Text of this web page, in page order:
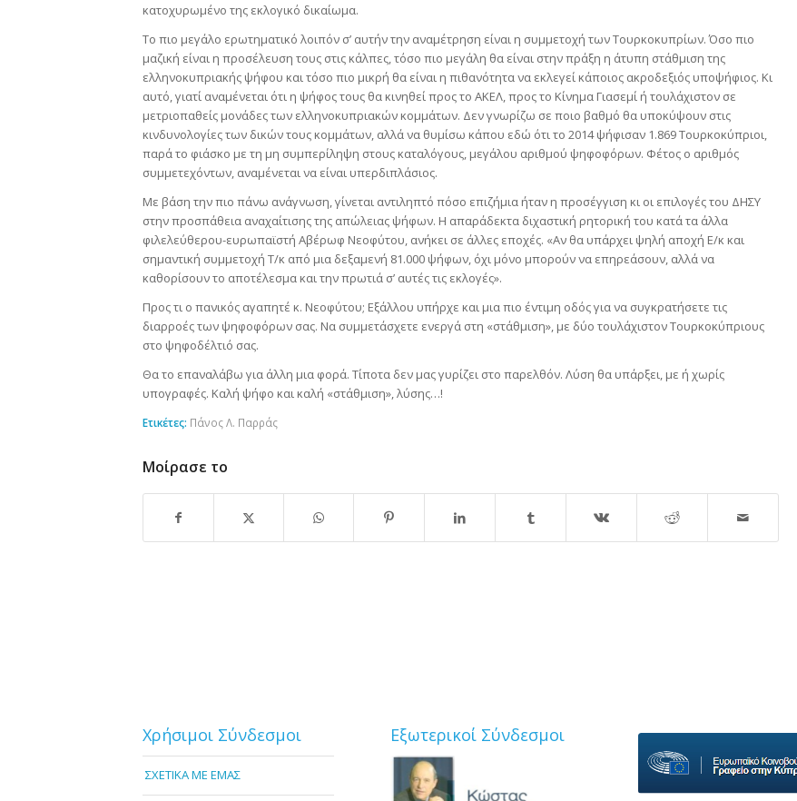
κατοχυρωμένο της εκλογικό δικαίωμα.
Το πιο μεγάλο ερωτηματικό λοιπόν σ’ αυτήν την αναμέτρηση είναι η συμμετοχή των Τουρκοκυπρίων. Όσο πιο
μαζική είναι η προσέλευση τους στις κάλπες, τόσο πιο μεγάλη θα είναι στην πράξη η άτυπη στάθμιση της
ελληνοκυπριακής ψήφου και τόσο πιο μικρή θα είναι η πιθανότητα να εκλεγεί κάποιος ακροδεξιός υποψήφιος. Κι
αυτό, γιατί αναμένεται ότι η ψήφος τους θα κινηθεί προς το ΑΚΕΛ, προς το Κίνημα Γιασεμί ή τουλάχιστον σε
μετριοπαθείς μονάδες των ελληνοκυπριακών κομμάτων. Δεν γνωρίζω σε ποιο βαθμό θα υποκύψουν στις
κινδυνολογίες των δικών τους κομμάτων, αλλά να θυμίσω κάπου εδώ ότι το 2014 ψήφισαν 1.869 Τουρκοκύπριοι,
παρά το φιάσκο με τη μη συμπερίληψη στους καταλόγους, μεγάλου αριθμού ψηφοφόρων. Φέτος ο αριθμός
συμμετεχόντων, αναμένεται να είναι υπερδιπλάσιος.
Με βάση την πιο πάνω ανάγνωση, γίνεται αντιληπτό πόσο επιζήμια ήταν η προσέγγιση κι οι επιλογές του ΔΗΣΥ
στην προσπάθεια αναχαίτισης της απώλειας ψήφων. Η απαράδεκτα διχαστική ρητορική του κατά τα άλλα
φιλελεύθερου-ευρωπαϊστή Αβέρωφ Νεοφύτου, ανήκει σε άλλες εποχές. «Αν θα υπάρχει ψηλή αποχή Ε/κ και
σημαντική συμμετοχή Τ/κ από μια δεξαμενή 81.000 ψήφων, όχι μόνο μπορούν να επηρεάσουν, αλλά να
καθορίσουν το αποτέλεσμα και την πρωτιά σ’ αυτές τις εκλογές».
Προς τι ο πανικός αγαπητέ κ. Νεοφύτου; Εξάλλου υπήρχε και μια πιο έντιμη οδός για να συγκρατήσετε τις
διαρροές των ψηφοφόρων σας. Να συμμετάσχετε ενεργά στη «στάθμιση», με δύο τουλάχιστον Τουρκοκύπριους
στο ψηφοδέλτιό σας.
Θα το επαναλάβω για άλλη μια φορά. Τίποτα δεν μας γυρίζει στο παρελθόν. Λύση θα υπάρξει, με ή χωρίς
υπογραφές. Καλή ψήφο και καλή «στάθμιση», λύσης…!
Ετικέτες: Πάνος Λ. Παρράς
Μοίρασε το
Χρήσιμοι Σύνδεσμοι
ΣΧΕΤΙΚΑ ΜΕ ΕΜΑΣ
Εξωτερικοί Σύνδεσμοι